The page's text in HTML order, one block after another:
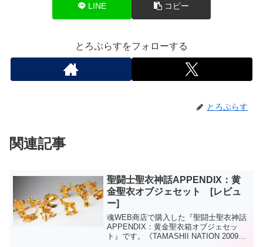
LINE コピー
とろぷらすをフォローする
とろぷらす
関連記事
聖闘士聖衣神話APPENDIX：黄
金聖衣オブジェセット [レビュ
ー]
魂WEB商店で購入した『聖闘士聖衣神話
APPENDIX：黄金聖衣箱オブジェセッ
ト』です。《TAMASHII NATION 2009